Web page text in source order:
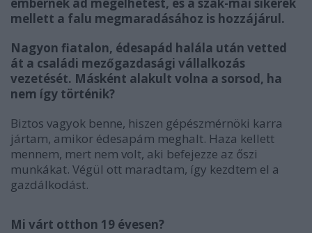
mellett a falu megmaradásához is hozzájárul.
Nagyon fiatalon, édesapád halála után vetted
át a családi mezőgazdasági vállalkozás
vezetését. Másként alakult volna a sorsod, ha
nem így történik?
Biztos vagyok benne, hiszen gépészmérnöki karra
jártam, amikor édesapám meghalt. Haza kellett
mennem, mert nem volt, aki befejezze az őszi
munkákat. Végül ott maradtam, így kezdtem el a
gazdálkodást.
Mi várt otthon 19 évesen?